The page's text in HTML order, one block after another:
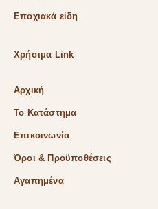
Εποχιακά είδη
Χρήσιμα Link
Αρχική
Το Κατάστημα
Επικοινωνία
Όροι & Προϋποθέσεις
Αγαπημένα